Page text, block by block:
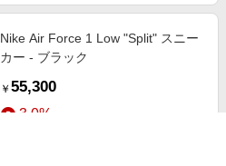
Nike Air Force 1 Low "Split" スニー
カー - ブラック
￥ 55,300
3.0%